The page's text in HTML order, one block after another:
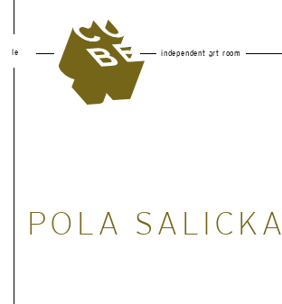
le independent art room
POLA SALICKA